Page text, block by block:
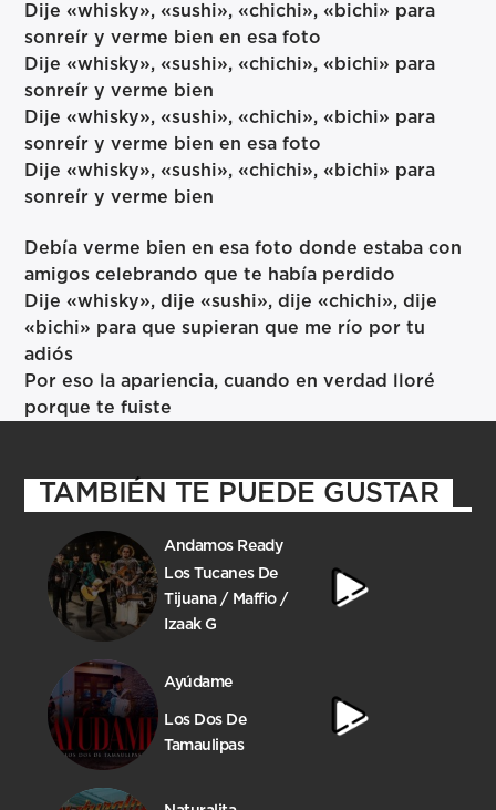
Dije «whisky», «sushi», «chichi», «bichi» para
sonreír y verme bien en esa foto
Dije «whisky», «sushi», «chichi», «bichi» para
sonreír y verme bien
Dije «whisky», «sushi», «chichi», «bichi» para
sonreír y verme bien en esa foto
Dije «whisky», «sushi», «chichi», «bichi» para
sonreír y verme bien
Debía verme bien en esa foto donde estaba con
amigos celebrando que te había perdido
Dije «whisky», dije «sushi», dije «chichi», dije
«bichi» para que supieran que me río por tu
adiós
Por eso la apariencia, cuando en verdad lloré
porque te fuiste
TAMBIÉN TE PUEDE GUSTAR
Andamos Ready
Los Tucanes De
Tijuana / Maffio /
Izaak G
Ayúdame
Los Dos De
Tamaulipas